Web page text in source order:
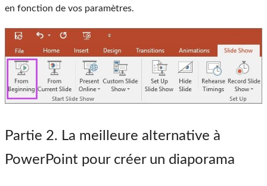
en fonction de vos paramètres.
Partie 2. La meilleure alternative à
PowerPoint pour créer un diaporama